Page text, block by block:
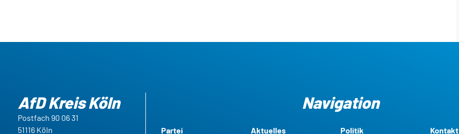
AfD Kreis Köln
Postfach 90 06 31
51116 Köln
Navigation
Partei Aktuelles Politik Kontakt